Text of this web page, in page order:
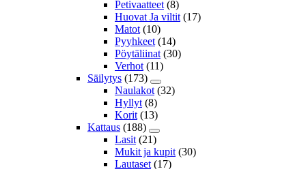
Petivaatteet (8)
Huovat Ja viltit (17)
Matot (10)
Pyyhkeet (14)
Pöytäliinat (30)
Verhot (11)
Säilytys (173)
Naulakot (32)
Hyllyt (8)
Korit (13)
Kattaus (188)
Lasit (21)
Mukit ja kupit (30)
Lautaset (17)